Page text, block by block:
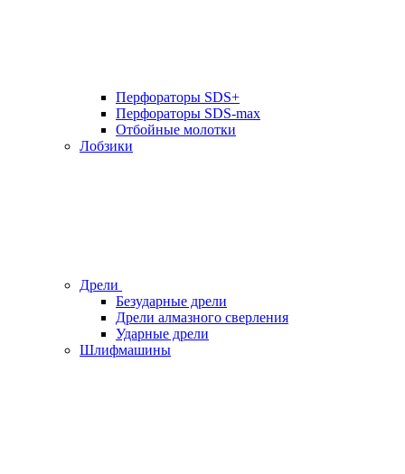
Перфораторы SDS+
Перфораторы SDS-max
Отбойные молотки
Лобзики
Дрели
Безударные дрели
Дрели алмазного сверления
Ударные дрели
Шлифмашины